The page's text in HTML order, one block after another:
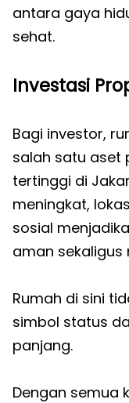
antara gaya
sehat.
Investasi
Bagi investor,
salah satu aset
tertinggi di
meningkat,
sosial
aman sekaligus
Rumah di sini
simbol status
panjang.
Dengan semua